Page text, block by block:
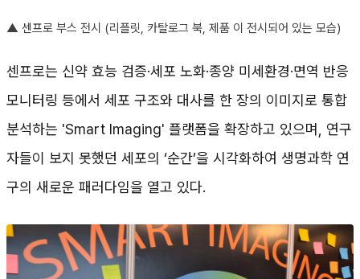
▲ 센프로 부스 전시 (리플릿, 카탈로그 북, 제품 이 전시되어 있는 모습)
센프로는 신약 효능 검증·세포 노화·종양 미세환경·면역 반응
모니터링 등에서 세포 구조와 대사를 한 장의 이미지로 통합
분석하는 'Smart Imaging' 플랫폼을 확장하고 있으며, 연구
자들이 보지 못했던 세포의 ‘순간’을 시각화하여 생명과학 연
구의 새로운 패러다임을 열고 있다.